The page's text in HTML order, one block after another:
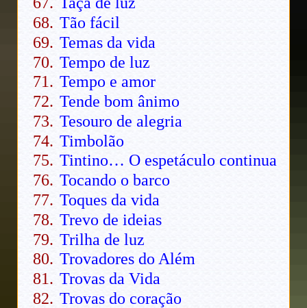
Tão fácil
Temas da vida
Tempo de luz
Tempo e amor
Tende bom ânimo
Tesouro de alegria
Timbolão
Tintino… O espetáculo continua
Tocando o barco
Toques da vida
Trevo de ideias
Trilha de luz
Trovadores do Além
Trovas da Vida
Trovas do coração